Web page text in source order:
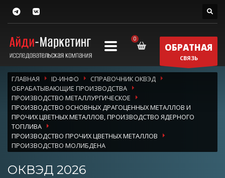
ОБРАТНАЯ
СВЯЗЬ
ГЛАВНАЯ ID-ИНФО
СПРАВОЧНИК ОКВЭД
ОБРАБАТЫВАЮЩИЕ ПРОИЗВОДСТВА
ПРОИЗВОДСТВО МЕТАЛЛУРГИЧЕСКОЕ
ПРОИЗВОДСТВО ОСНОВНЫХ ДРАГОЦЕННЫХ МЕТАЛЛОВ И
ПРОЧИХ ЦВЕТНЫХ МЕТАЛЛОВ, ПРОИЗВОДСТВО ЯДЕРНОГО
ТОПЛИВА
ПРОИЗВОДСТВО ПРОЧИХ ЦВЕТНЫХ МЕТАЛЛОВ
ПРОИЗВОДСТВО МОЛИБДЕНА
ОКВЭД 2026